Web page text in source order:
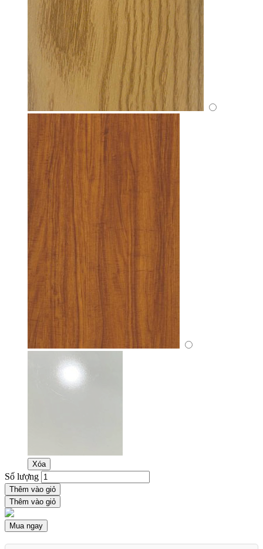
Xóa
Số lượng
Thêm vào giỏ
Thêm vào giỏ
Mua ngay